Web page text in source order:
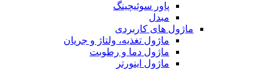
پاور سوئیچینگ
مبدل
ماژول های کاربردی
ماژول تغذیه، ولتاژ و جریان
ماژول دما و رطوبت
ماژول اینورتر